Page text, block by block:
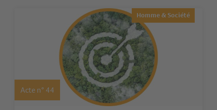
Homme & Société
Acte n° 44